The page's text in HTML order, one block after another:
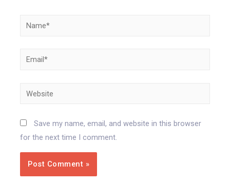
Name*
Email*
Website
Save my name, email, and website in this browser
for the next time I comment.